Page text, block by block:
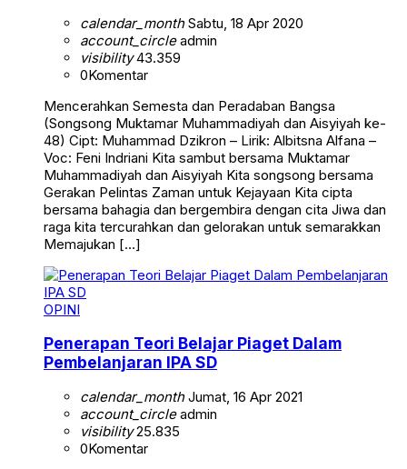
calendar_monthSabtu, 18 Apr 2020
account_circleadmin
visibility43.359
0Komentar
Mencerahkan Semesta dan Peradaban Bangsa
(Songsong Muktamar Muhammadiyah dan Aisyiyah ke-
48) Cipt: Muhammad Dzikron – Lirik: Albitsna Alfana –
Voc: Feni Indriani Kita sambut bersama Muktamar
Muhammadiyah dan Aisyiyah Kita songsong bersama
Gerakan Pelintas Zaman untuk Kejayaan Kita cipta
bersama bahagia dan bergembira dengan cita Jiwa dan
raga kita tercurahkan dan gelorakan untuk semarakkan
Memajukan […]
OPINI
Penerapan Teori Belajar Piaget Dalam
Pembelanjaran IPA SD
calendar_monthJumat, 16 Apr 2021
account_circleadmin
visibility25.835
0Komentar